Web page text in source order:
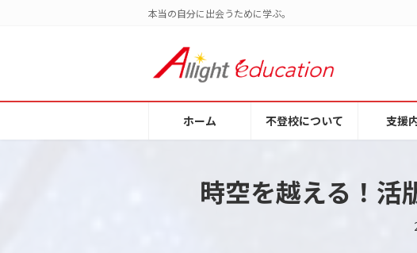
へ
キ
ョ
に
本当の自分に出会うために学ぶ。
ホーム 不登校について 支援
時空を越える！活